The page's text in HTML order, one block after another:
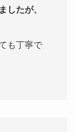
したが、
も丁寧で